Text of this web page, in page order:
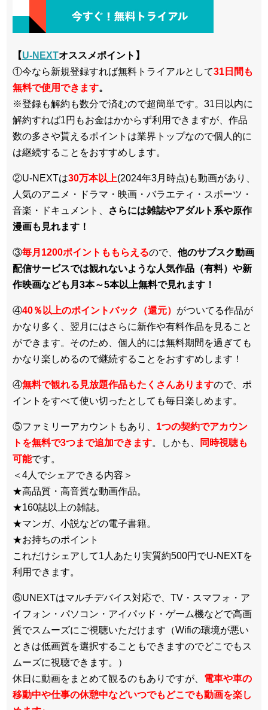
【U-NEXTオススメポイント】
①今なら新規登録すれば無料トライアルとして31日間も
無料で使用できます。
※登録も解約も数分で済むので超簡単です。31日以内に
解約すれば1円もお金はかからず利用できますが、作品
数の多さや貰えるポイントは業界トップなので個人的に
は継続することをおすすめします。
②U-NEXTは30万本以上(2024年3月時点)も動画があり、
人気のアニメ・ドラマ・映画・バラエティ・スポーツ・
音楽・ドキュメント、
さらには雑誌やアダルト系や原作
漫画も見れます！
③毎月1200ポイントももらえるので、 他のサブスク動画
配信サービスでは観れないような人気作品（有料）や新
作映画なども月3本～5本以上無料で見れます！
④40％以上のポイントバック（還元） がついてる作品が
かなり多く、翌月にはさらに新作や有料作品を見ること
ができます。そのため、個人的には無料期間を過ぎても
かなり楽しめるので継続することをおすすめします！
④無料で観れる見放題作品もたくさんありますので、ポ
イントをすべて使い切ったとしても毎日楽しめます。
⑤ファミリーアカウントもあり、 1つの契約でアカウン
トを無料で3つまで追加できます。しかも、
同時視聴も
可能です。
＜4人でシェアできる内容＞
★高品質・高音質な動画作品。
★160誌以上の雑誌。
★マンガ、小説などの電子書籍。
★お持ちのポイント
これだけシェアして1人あたり実質約500円でU-NEXTを
利用できます。
⑥UNEXTはマルチデバイス対応で、TV・スマフォ・ア
イフォン・パソコン・アイパッド・ゲーム機などで高画
質でスムーズにご視聴いただけます（Wifiの環境が悪い
ときは低画質を選択することもできますのでどこでもス
ムーズに視聴できます。）
休日に動画をまとめて観るのもありですが、 電車や車の
移動中や仕事の休憩中などいつでもどこでも動画を楽し